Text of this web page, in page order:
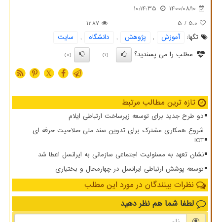
1400/08/10
10:14:35
5.0
/ 5
1287
تگها:
آموزش , پژوهش , دانشگاه ,
سایت
مطلب را می پسندید؟
(1)
(0)
X
تازه ترین مطالب مرتبط
دو طرح جدید برای توسعه زیرساخت ارتباطی ایلام
شروع همکاری مشترک برای تدوین سند ملی صلاحیت حرفه ای
ICT
نشان تعهد به مسئولیت اجتماعی سازمانی به ایرانسل اعطا شد
توسعه پوشش ارتباطی ایرانسل در چهارمحال و بختیاری
نظرات بینندگان در مورد این مطلب
لطفا شما هم نظر دهید